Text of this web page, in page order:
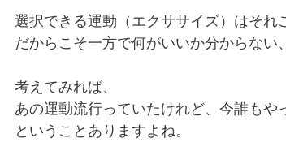
ング YouTube 身体メンテ ヨガ
選択できる運動（エクササイズ）はそれ
だからこそ一方で何がいいか分からない
考えてみれば、
あの運動流行っていたけれど、今誰もや
ということありますよね。